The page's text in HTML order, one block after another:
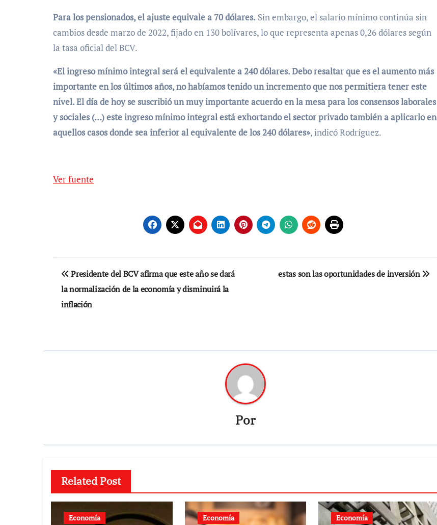
Para los pensionados, el ajuste equivale a 70 dólares. Sin embargo, el salario mínimo continúa sin
cambios desde marzo de 2022, fijado en 130 bolívares, lo que representa apenas 0,26 dólares según
la tasa oficial del BCV.
«El ingreso mínimo integral será el equivalente a 240 dólares. Debo resaltar que es el aumento más
importante en los últimos años, no habíamos tenido un incremento que nos permitiera tener este
nivel. El día de hoy se suscribió un muy importante acuerdo en la mesa para los consensos laborales
y sociales (…) este ingreso mínimo integral está exhortando el sector privado también a aplicarlo en
aquellos casos donde sea inferior al equivalente de los 240 dólares», indicó Rodríguez.
Ver fuente
Navegación
de
entradas
Presidente del BCV afirma que este año se dará
la normalización de la economía y disminuirá la
inflación
estas son las oportunidades de inversión
Por
Related Post
Economía Economía Economía